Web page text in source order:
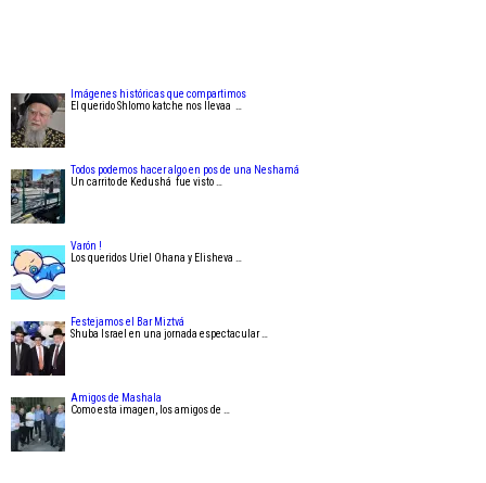
Imágenes históricas que compartimos
El querido Shlomo katche nos llevaa …
Todos podemos hacer algo en pos de una Neshamá
Un carrito de Kedushá fue visto …
Varón !
Los queridos Uriel Ohana y Elisheva …
Festejamos el Bar Miztvá
Shuba Israel en una jornada espectacular …
Amigos de Mashala
Como esta imagen, los amigos de …